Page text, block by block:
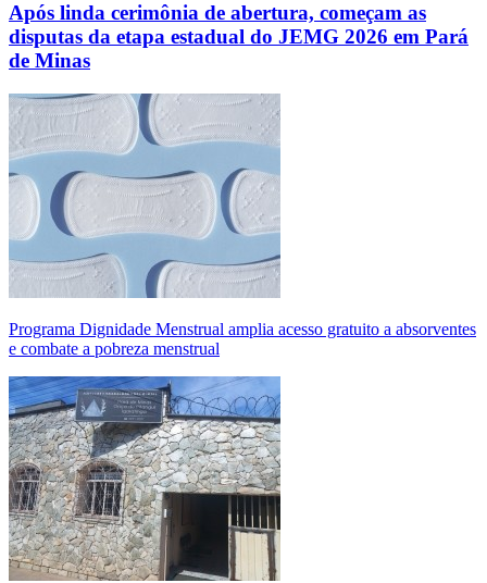
Após linda cerimônia de abertura, começam as
disputas da etapa estadual do JEMG 2026 em Pará
de Minas
Programa Dignidade Menstrual amplia acesso gratuito a absorventes
e combate a pobreza menstrual